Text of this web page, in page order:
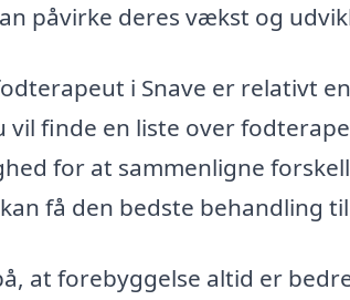
påvirke deres vækst og
i Snave er relativt
vil finde en liste over
for at sammenligne
få den bedste behandling
at forebyggelse altid er